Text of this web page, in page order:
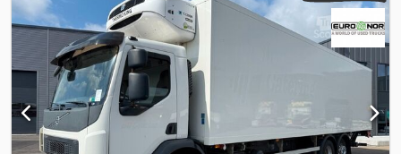
Ytterligare alternativ och tillbehör = - Digital färdskrivare -
Radio/CD-spelare - Solskydd = Ytterligare information =
Däckdimension: 315/80R22. Framaxel: Däckmönster: 50 %; fjädring:
bladfjäder Bakaxel 1: Däckmönster: 25 %; fjädring: luftfjädring
Bakaxel 2: Däckmönster: 25 %; fjädring: luftfjädring Motorvolym: 7
698 cm³ Cjdjzqh D Nepfx Aaysrf Tjänstevikt: 10 295 kg
Lastkapacitet: 15 705 kg Totalvikt: 26 000 kg =
Företagsinformation = Vid förfrågningar, vänligen uppge